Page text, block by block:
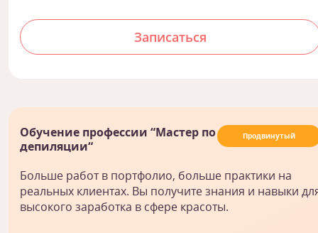
Записаться
Продвинутый
Обучение профессии “Мастер по
депиляции“
Больше работ в портфолио, больше практики на
реальных клиентах. Вы получите знания и навыки
высокого заработка в сфере красоты.